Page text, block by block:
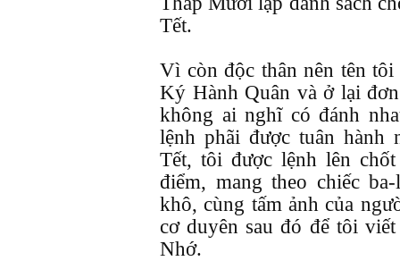
Tết.
Vì còn độc thân nên tên
Ký Hành Quân và ở lại
không ai nghĩ có đánh
lệnh phãi được tuân hành
Tết, tôi được lệnh lên
điểm, mang theo chiếc
khô, cùng tấm ảnh của
cơ duyên sau đó để tôi
Nhớ.